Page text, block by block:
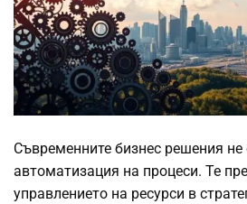
Съвременните бизнес решения не
автоматизация на процеси. Те
управлението на ресурси в